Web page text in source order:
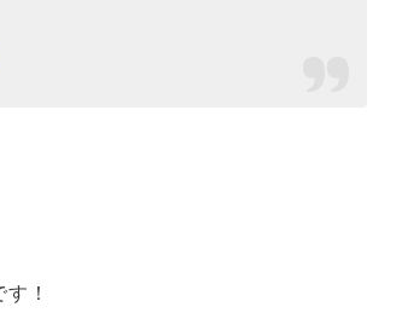
！